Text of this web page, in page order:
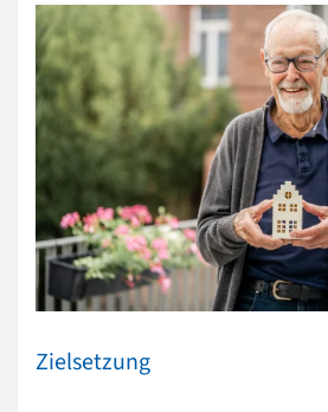
Zielsetzung